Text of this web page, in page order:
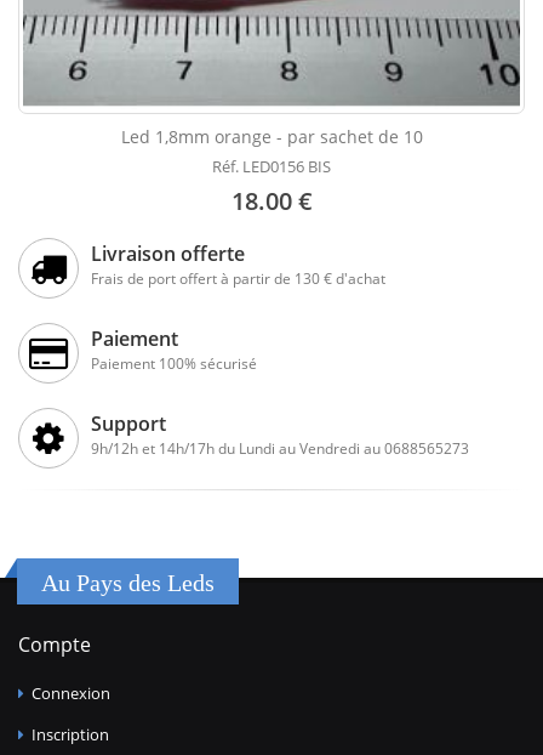
Led 1,8mm orange - par sachet de 10
Réf. LED0156 BIS
18.00 €
Livraison offerte
Frais de port offert à partir de 130 € d'achat
Paiement
Paiement 100% sécurisé
Support
9h/12h et 14h/17h du Lundi au Vendredi au 0688565273
Au Pays des Leds
Compte
Connexion
Inscription